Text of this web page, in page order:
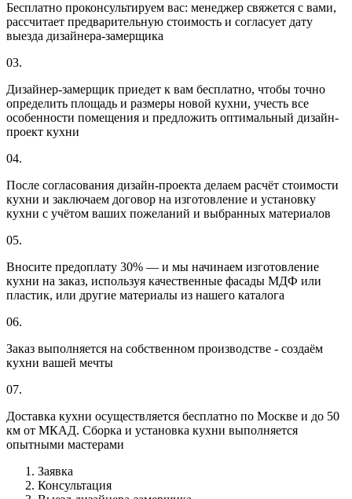
Бесплатно проконсультируем вас: менеджер свяжется с вами,
рассчитает предварительную стоимость и согласует дату
выезда дизайнера-замерщика
03.
Дизайнер-замерщик приедет к вам бесплатно, чтобы точно
определить площадь и размеры новой кухни, учесть все
особенности помещения и предложить оптимальный дизайн-
проект кухни
04.
После согласования дизайн-проекта делаем расчёт стоимости
кухни и заключаем договор на изготовление и установку
кухни с учётом ваших пожеланий и выбранных материалов
05.
Вносите предоплату 30% — и мы начинаем изготовление
кухни на заказ, используя качественные фасады МДФ или
пластик, или другие материалы из нашего каталога
06.
Заказ выполняется на собственном производстве - создаём
кухни вашей мечты
07.
Доставка кухни осуществляется бесплатно по Москве и до 50
км от МКАД. Сборка и установка кухни выполняется
опытными мастерами
Заявка
Консультация